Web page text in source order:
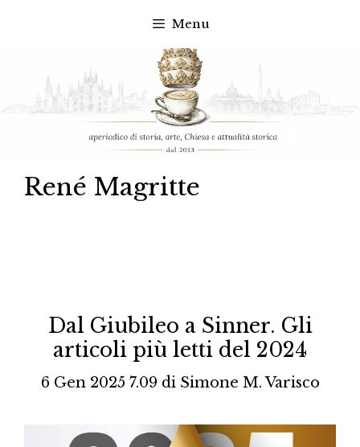
contenuto
Menu
René Magritte
Dal Giubileo a Sinner. Gli
articoli più letti del 2024
6 Gen 2025 7.09 di Simone M. Varisco